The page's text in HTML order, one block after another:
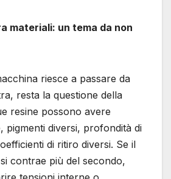
materiali: un tema da non
riesce a passare da
resta la questione della
resine possono avere
pigmenti diversi, profondità di
di ritiro diversi. Se il
contrae più del secondo,